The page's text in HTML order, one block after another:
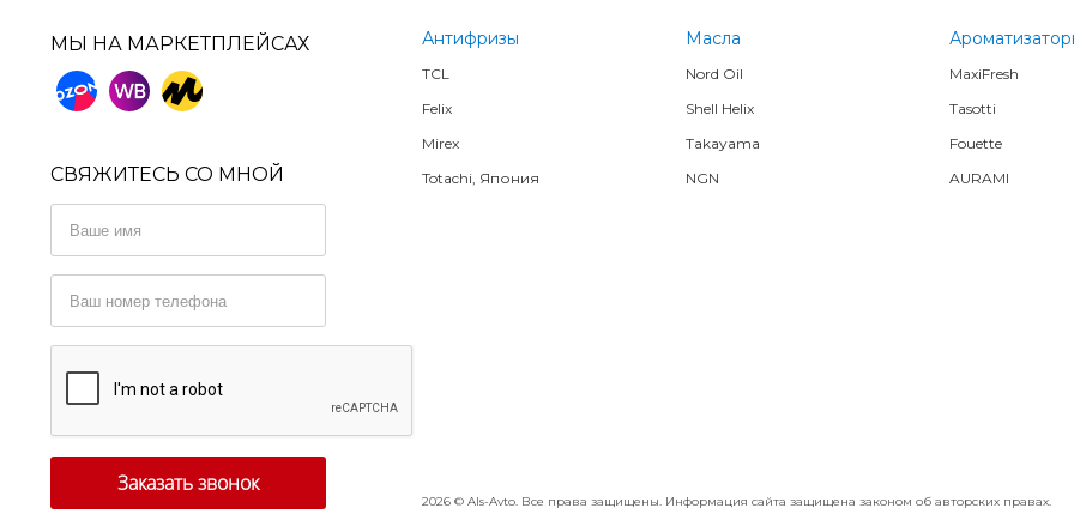
МЫ НА МАРКЕТПЛЕЙСАХ
СВЯЖИТЕСЬ СО МНОЙ
Антифризы
TCL
Felix
Mirex
Totachi, Япония
Масла
Nord Oil
Shell Helix
Takayama
NGN
MaxiFresh
Tasotti
Fouette
AURAMI
2026 © AIs-Avto. Все права защищены. Информация сайта защищена законом об авторских правах.